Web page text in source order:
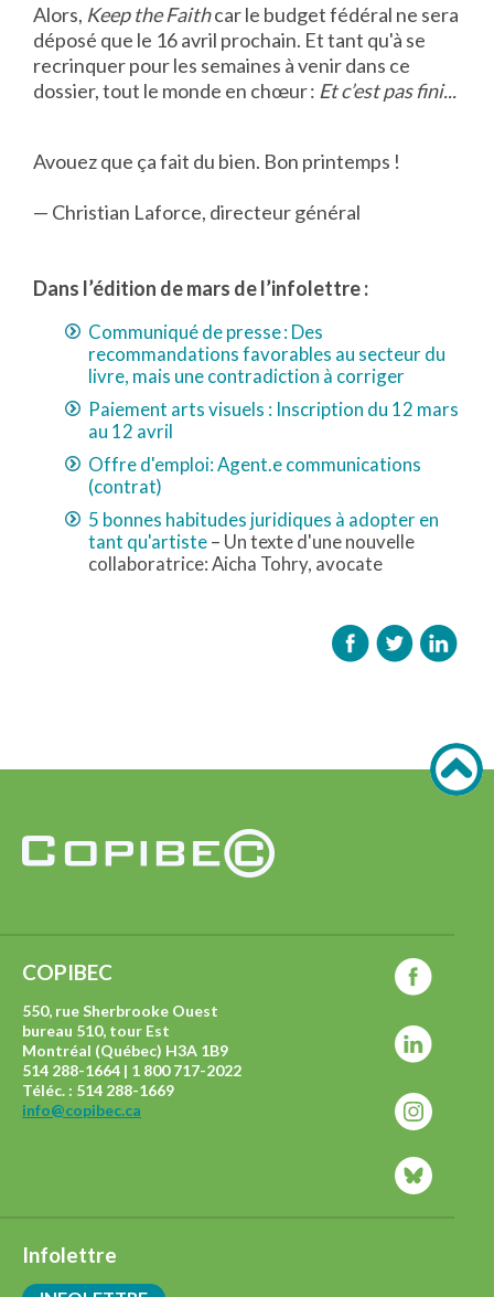
Alors, Keep the Faithcar le budget fédéral ne sera
déposé que le 16 avril prochain. Et tant qu'à se
recrinquer pour les semaines à venir dans ce
dossier, tout le monde en chœur : Et c’est pas fini...
Avouez que ça fait du bien. Bon printemps !
— Christian Laforce, directeur général
Dans l’édition de mars de l’infolettre :
Communiqué de presse : Des
recommandations favorables au secteur du
livre, mais une contradiction à corriger
Paiement arts visuels : Inscription du 12 mars
au 12 avril
Offre d'emploi: Agent.e communications
(contrat)
5 bonnes habitudes juridiques à adopter en
tant qu'artiste– Un texte d'une nouvelle
collaboratrice: Aicha Tohry, avocate
COPIBEC
550, rue Sherbrooke Ouest
bureau 510, tour Est
Montréal (Québec) H3A 1B9
514 288-1664 | 1 800 717-2022
Téléc. : 514 288-1669
info@copibec.ca
Infolettre